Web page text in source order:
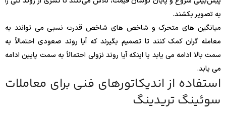
به تصویر بکشند.
میانگین های متحرک و شاخص های شاخص قدرت نسبی می توانند به
معامله گران کمک کنند تا تصمیم بگیرند که آیا روند صعودی احتمالاً به
سمت بالا ادامه می یابد یا اینکه آیا روند نزولی احتمالاً به سمت پایین ادامه
می یابد.
استفاده از اندیکاتورهای فنی برای معاملات
سوئینگ تریدینگ